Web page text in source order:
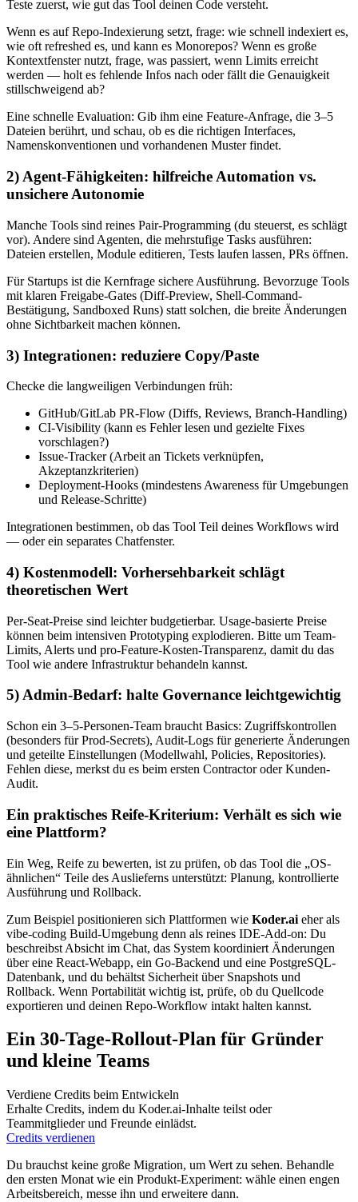
Teste zuerst, wie gut das Tool deinen Code versteht.
Wenn es auf Repo-Indexierung setzt, frage: wie schnell indexiert es,
wie oft refreshed es, und kann es Monorepos? Wenn es große
Kontextfenster nutzt, frage, was passiert, wenn Limits erreicht
werden — holt es fehlende Infos nach oder fällt die Genauigkeit
stillschweigend ab?
Eine schnelle Evaluation: Gib ihm eine Feature-Anfrage, die 3–5
Dateien berührt, und schau, ob es die richtigen Interfaces,
Namenskonventionen und vorhandenen Muster findet.
2) Agent-Fähigkeiten: hilfreiche Automation vs.
unsichere Autonomie
Manche Tools sind reines Pair-Programming (du steuerst, es schlägt
vor). Andere sind Agenten, die mehrstufige Tasks ausführen:
Dateien erstellen, Module editieren, Tests laufen lassen, PRs öffnen.
Für Startups ist die Kernfrage sichere Ausführung. Bevorzuge Tools
mit klaren Freigabe-Gates (Diff-Preview, Shell-Command-
Bestätigung, Sandboxed Runs) statt solchen, die breite Änderungen
ohne Sichtbarkeit machen können.
3) Integrationen: reduziere Copy/Paste
Checke die langweiligen Verbindungen früh:
GitHub/GitLab PR-Flow (Diffs, Reviews, Branch-Handling)
CI-Visibility (kann es Fehler lesen und gezielte Fixes
vorschlagen?)
Issue-Tracker (Arbeit an Tickets verknüpfen,
Akzeptanzkriterien)
Deployment-Hooks (mindestens Awareness für Umgebungen
und Release-Schritte)
Integrationen bestimmen, ob das Tool Teil deines Workflows wird
— oder ein separates Chatfenster.
4) Kostenmodell: Vorhersehbarkeit schlägt
theoretischen Wert
Per-Seat-Preise sind leichter budgetierbar. Usage-basierte Preise
können beim intensiven Prototyping explodieren. Bitte um Team-
Limits, Alerts und pro-Feature-Kosten-Transparenz, damit du das
Tool wie andere Infrastruktur behandeln kannst.
5) Admin-Bedarf: halte Governance leichtgewichtig
Schon ein 3–5-Personen-Team braucht Basics: Zugriffskontrollen
(besonders für Prod-Secrets), Audit-Logs für generierte Änderungen
und geteilte Einstellungen (Modellwahl, Policies, Repositories).
Fehlen diese, merkst du es beim ersten Contractor oder Kunden-
Audit.
Ein praktisches Reife-Kriterium: Verhält es sich wie
eine Plattform?
Ein Weg, Reife zu bewerten, ist zu prüfen, ob das Tool die „OS-
ähnlichen“ Teile des Auslieferns unterstützt: Planung, kontrollierte
Ausführung und Rollback.
Zum Beispiel positionieren sich Plattformen wie Koder.ai eher als
vibe-coding Build-Umgebung denn als reines IDE-Add-on: Du
beschreibst Absicht im Chat, das System koordiniert Änderungen
über eine React-Webapp, ein Go-Backend und eine PostgreSQL-
Datenbank, und du behältst Sicherheit über Snapshots und
Rollback. Wenn Portabilität wichtig ist, prüfe, ob du Quellcode
exportieren und deinen Repo-Workflow intakt halten kannst.
Ein 30-Tage-Rollout-Plan für Gründer
und kleine Teams
Verdiene Credits beim Entwickeln
Erhalte Credits, indem du Koder.ai-Inhalte teilst oder
Teammitglieder und Freunde einlädst.
Credits verdienen
Du brauchst keine große Migration, um Wert zu sehen. Behandle
den ersten Monat wie ein Produkt-Experiment: wähle einen engen
Arbeitsbereich, messe ihn und erweitere dann.